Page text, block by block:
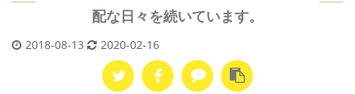
配な日々を続いています。
2018-08-13 2020-02-16